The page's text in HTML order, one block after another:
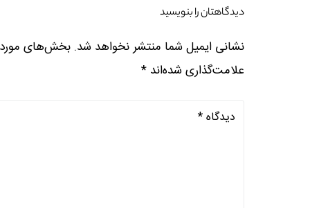
دیدگاهتان را بنویسید
نشانی ایمیل شما منتشر نخواهد شد. بخش‌های
علامت‌گذاری شده‌اند *